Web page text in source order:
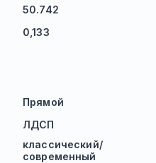
50.742
0,133
Прямой
ЛДСП
классический/
современный